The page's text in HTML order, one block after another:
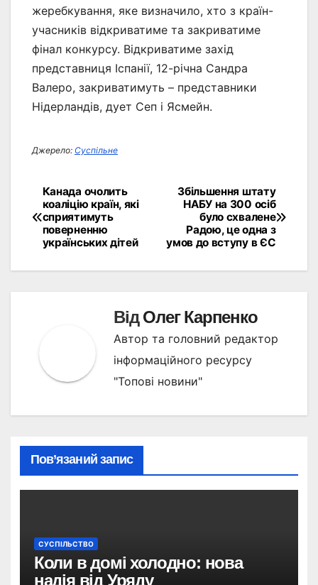
жеребкування, яке визначило, хто з країн-
учасників відкриватиме та закриватиме
фінал конкурсу. Відкриватиме захід
представниця Іспанії, 12-річна Сандра
Валеро, закриватимуть – представники
Нідерландів, дует Сеп і Ясмейн.
Джерело: Суспільне
Навігація
записів
Збільшення штату
НАБУ на 300 осіб
було схвалене
Радою, це одна з
умов до вступу в ЄС
Канада очолить
коаліцію країн, які
сприятимуть
поверненню
українських дітей
ВідОлег Карпенко
Автор та головний редактор
інформаційного ресурсу
"Топові новини"
Пов’язаний запис
СУСПІЛЬСТВО
Коли в домі холодно: нова
надія від Уряду